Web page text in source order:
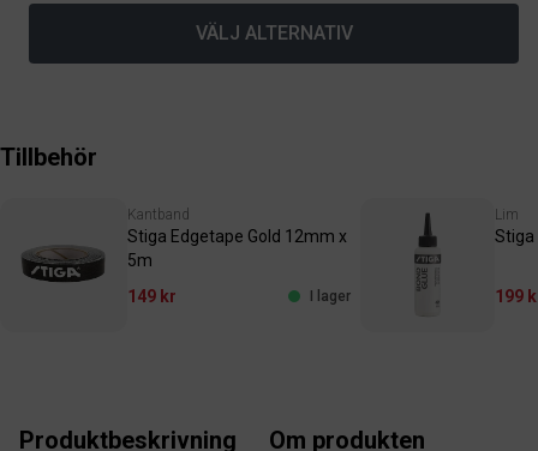
VÄLJ ALTERNATIV
Tillbehör
Kantband
Stiga Edgetape Gold 12mm x
5m
149 kr
I lager
Lim
Stiga
199
Produktbeskrivning Om produkten